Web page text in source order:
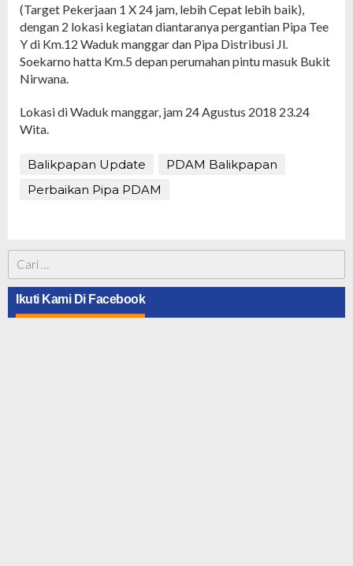
(Target Pekerjaan 1 X 24 jam, lebih Cepat lebih baik),
dengan 2 lokasi kegiatan diantaranya pergantian Pipa Tee
Y di Km.12 Waduk manggar dan Pipa Distribusi Jl.
Soekarno hatta Km.5 depan perumahan pintu masuk Bukit
Nirwana.
Lokasi di Waduk manggar, jam 24 Agustus 2018 23.24
Wita.
Balikpapan Update
PDAM Balikpapan
Perbaikan Pipa PDAM
Cari
untuk:
Ikuti Kami Di Facebook